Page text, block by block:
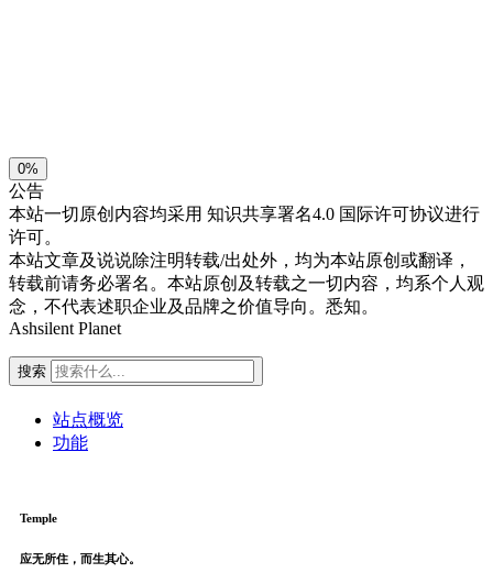
0%
公告
本站一切原创内容均采用 知识共享署名4.0 国际许可协议进行
许可。
本站文章及说说除注明转载/出处外，均为本站原创或翻译，
转载前请务必署名。本站原创及转载之一切内容，均系个人观
念，不代表述职企业及品牌之价值导向。悉知。
Ashsilent Planet
搜索
站点概览
功能
Temple
应无所住，而生其心。